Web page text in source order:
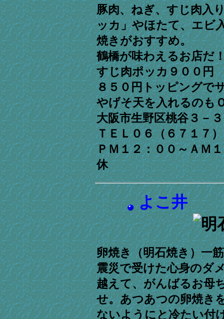
豚肉、ねぎ、すじ肉入
ッカ」やほたて、エビ
焼きがおすすめ。
鶴橋が味わえるお店だ
すじ肉ポッカ９００円
８５０円トッピングで
やげそ天を入れるのも
大阪市生野区桃谷３－
ＴＥＬ０６（６７１７
ＰＭ１２：００～ＡＭ
休
よこ井
卵焼き（明石焼き）一
震災で受けた心身のダ
越えて、がんばるお母
せ。あつあつの卵焼き
ないようにと冷たい付